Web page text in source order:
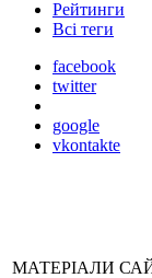
Рейтинги
Всі теги
facebook
twitter
google
vkontakte
МАТЕРІАЛИ